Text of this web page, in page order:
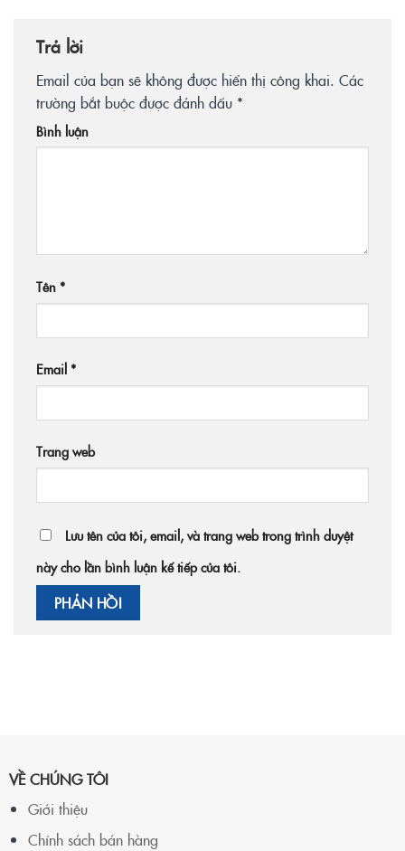
Trả lời
Email của bạn sẽ không được hiển thị công khai. Các
trường bắt buộc được đánh dấu *
Bình luận
Tên *
Email *
Trang web
Lưu tên của tôi, email, và trang web trong trình duyệt
này cho lần bình luận kế tiếp của tôi.
VỀ CHÚNG TÔI
Giới thiệu
Chính sách bán hàng